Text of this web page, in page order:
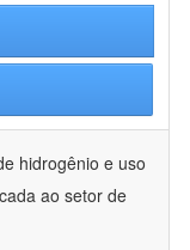
hidrogênio e uso
ao setor de